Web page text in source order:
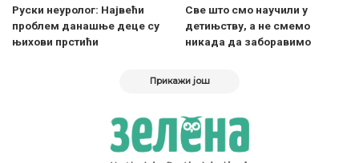
Руски неуролог: Највећи
проблем данашње деце су
њихови прстићи
Све што смо научили у
детињству, а не смемо
никада да заборавимо
Прикажи још